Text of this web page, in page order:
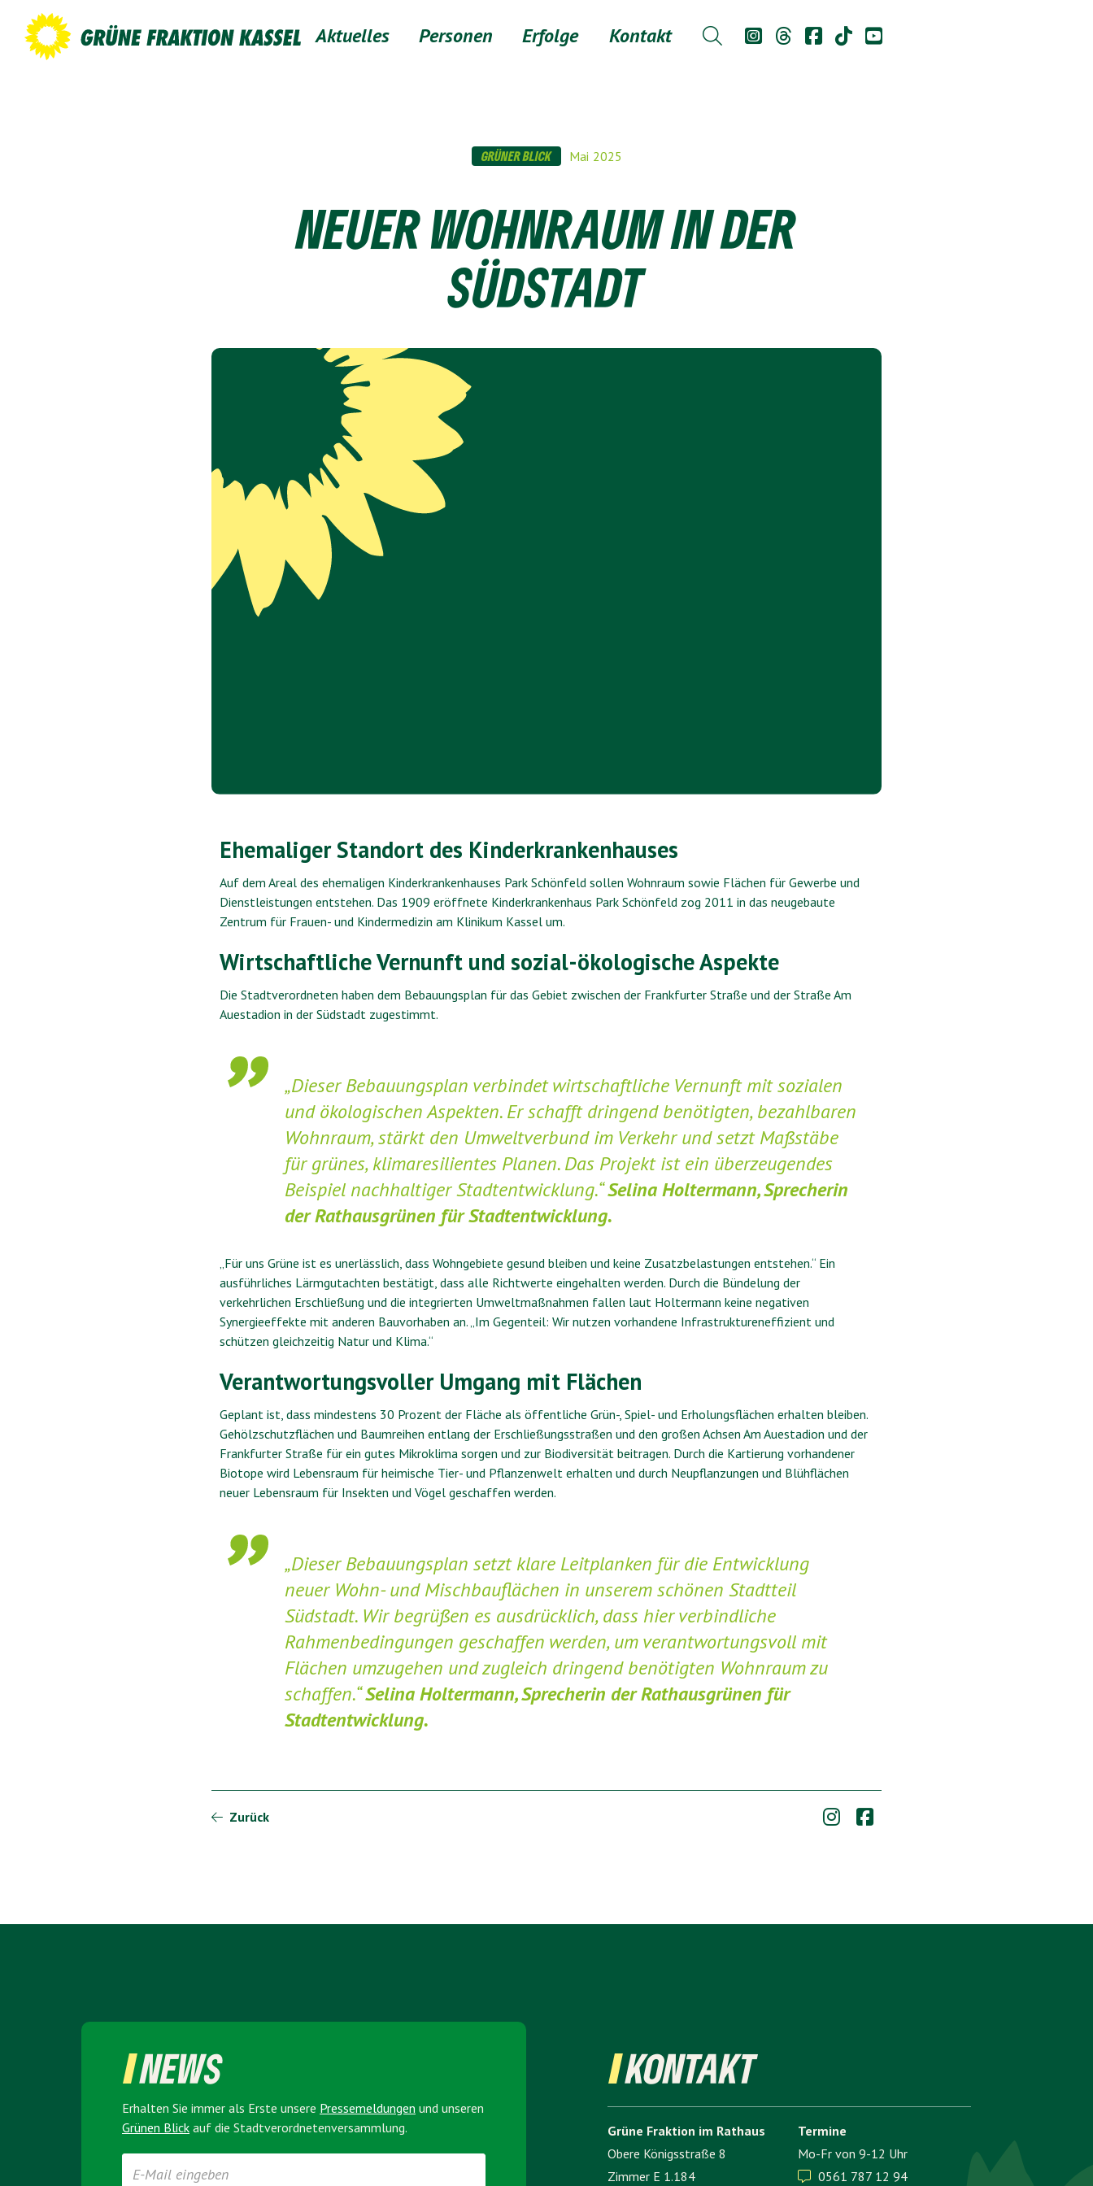
Aktuelles Personen Erfolge Kontakt      
GRÜNER BLICK Mai 2025
NEUER WOHNRAUM IN DER
SÜDSTADT
Ehemaliger Standort des Kinderkrankenhauses
Auf dem Areal des ehemaligen Kinderkrankenhauses Park Schönfeld sollen Wohnraum sowie Flächen für Gewerbe und
Dienstleistungen entstehen. Das 1909 eröffnete Kinderkrankenhaus Park Schönfeld zog 2011 in das neugebaute
Zentrum für Frauen- und Kindermedizin am Klinikum Kassel um.
Wirtschaftliche Vernunft und sozial-ökologische Aspekte
Die Stadtverordneten haben dem Bebauungsplan für das Gebiet zwischen der Frankfurter Straße und der Straße Am
Auestadion in der Südstadt zugestimmt.
„Dieser Bebauungsplan verbindet wirtschaftliche Vernunft mit sozialen
und ökologischen Aspekten. Er schafft dringend benötigten, bezahlbaren
Wohnraum, stärkt den Umweltverbund im Verkehr und setzt Maßstäbe
für grünes, klimaresilientes Planen. Das Projekt ist ein überzeugendes
Beispiel nachhaltiger Stadtentwicklung.“Selina Holtermann, Sprecherin
der Rathausgrünen für Stadtentwicklung.
„Für uns Grüne ist es unerlässlich, dass Wohngebiete gesund bleiben und keine Zusatzbelastungen entstehen.“ Ein
ausführliches Lärmgutachten bestätigt, dass alle Richtwerte eingehalten werden. Durch die Bündelung der
verkehrlichen Erschließung und die integrierten Umweltmaßnahmen fallen laut Holtermann keine negativen
Synergieeffekte mit anderen Bauvorhaben an. „Im Gegenteil: Wir nutzen vorhandene Infrastruktureneffizient und
schützen gleichzeitig Natur und Klima.“
Verantwortungsvoller Umgang mit Flächen
Geplant ist, dass mindestens 30 Prozent der Fläche als öffentliche Grün-, Spiel- und Erholungsflächen erhalten bleiben.
Gehölzschutzflächen und Baumreihen entlang der Erschließungsstraßen und den großen Achsen Am Auestadion und der
Frankfurter Straße für ein gutes Mikroklima sorgen und zur Biodiversität beitragen. Durch die Kartierung vorhandener
Biotope wird Lebensraum für heimische Tier- und Pflanzenwelt erhalten und durch Neupflanzungen und Blühflächen
neuer Lebensraum für Insekten und Vögel geschaffen werden.
„Dieser Bebauungsplan setzt klare Leitplanken für die Entwicklung
neuer Wohn- und Mischbauflächen in unserem schönen Stadtteil
Südstadt. Wir begrüßen es ausdrücklich, dass hier verbindliche
Rahmenbedingungen geschaffen werden, um verantwortungsvoll mit
Flächen umzugehen und zugleich dringend benötigten Wohnraum zu
schaffen.“Selina Holtermann, Sprecherin der Rathausgrünen für
Stadtentwicklung.
 Zurück  
NEWS
Erhalten Sie immer als Erste unsere Presse­meldungen und unseren
Grünen Blick auf die Stadt­verordneten­versammlung.
KONTAKT
Grüne Fraktion im Rathaus
Obere Königsstraße 8
Zimmer E 1.184
Termine
Mo-Fr von 9-12 Uhr
 0561 787 12 94